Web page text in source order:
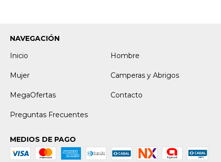
NAVEGACIÓN
Inicio
Hombre
Mujer Camperas y Abrigos
MegaOfertas Contacto
Preguntas Frecuentes
MEDIOS DE PAGO